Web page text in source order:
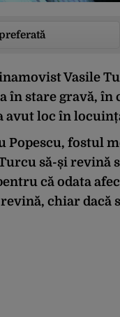
Vasile
în stare gravă,
avut loc în
Popescu, fostul
să-și revină
că odata
chiar dacă